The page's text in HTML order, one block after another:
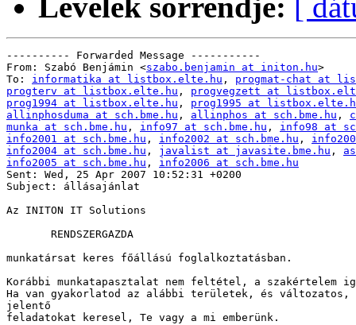
Levelek sorrendje: [
---------- Forwarded Message -----------
From: Szabó Benjámin <szabo.benjamin at initon.hu>
To: informatika at listbox.elte.hu , progmat-chat at
progterv at listbox.elte.hu , progvegzett at
prog1994 at listbox.elte.hu , prog1995 at
allinphosduma at sch.bme.hu , allinphos at sch.bme.hu ,
munka at sch.bme.hu , info97 at sch.bme.hu , info98 at
info2001 at sch.bme.hu , info2002 at sch.bme.hu ,
info2004 at sch.bme.hu , javalist at javasite.bme.hu ,
info2005 at sch.bme.hu , info2006 at sch.bme.hu
Sent: Wed, 25 Apr 2007 10:52:31 +0200
Subject: állásajánlat
Az INITON IT Solutions
       RENDSZERGAZDA
munkatársat keres főállású foglalkoztatásban.
Korábbi munkatapasztalat nem feltétel, a szakértelem
Ha van gyakorlatod az alábbi területek, és
jelentő
feladatokat keresel, Te vagy a mi emberünk.